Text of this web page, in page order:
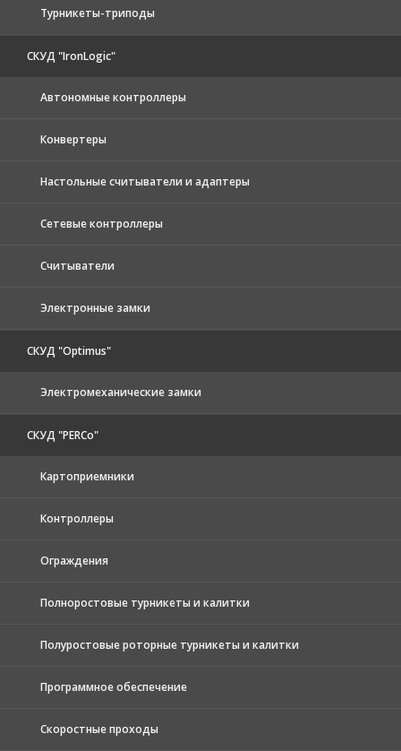
Турникеты-триподы
СКУД "IronLogic"
Автономные контроллеры
Конвертеры
Настольные считыватели и адаптеры
Сетевые контроллеры
Считыватели
Электронные замки
СКУД "Optimus"
Электромеханические замки
СКУД "PERCo"
Картоприемники
Контроллеры
Ограждения
Полноростовые турникеты и калитки
Полуростовые роторные турникеты и калитки
Программное обеспечение
Скоростные проходы